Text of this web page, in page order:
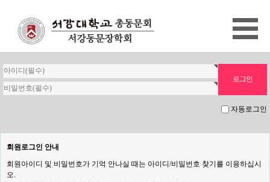
자동로그인
회원로그인 안내
회원아이디 및 비밀번호가 기억 안나실 때는 아이디/비밀번호 찾기를 이용하십시
오.